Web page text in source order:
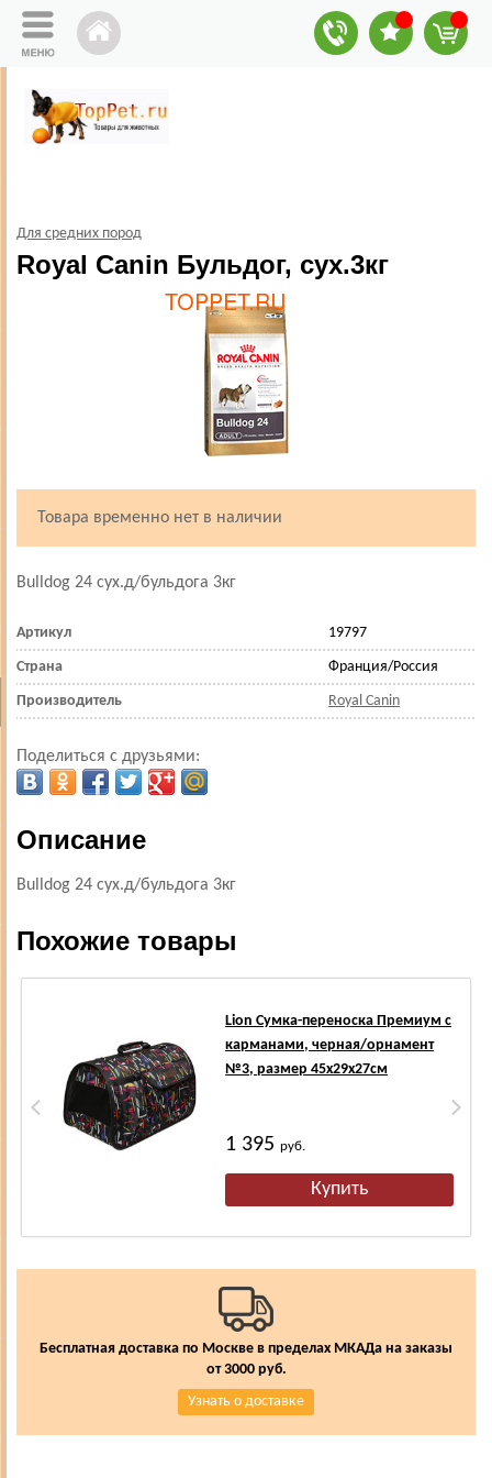
Для средних пород
Royal Canin Бульдог, сух.3кг
Товара временно нет в наличии
Bulldog 24 сух.д/бульдога 3кг
Артикул 19797
Страна Франция/Россия
Производитель Royal Canin
Поделиться с друзьями:
Описание
Bulldog 24 сух.д/бульдога 3кг
Похожие товары
Lion Сумка-переноска Премиум с
карманами, черная/орнамент
№3, размер 45х29х27см
1 395руб.
Бесплатная доставка по Москве в пределах МКАДа на заказы
от 3000 руб.
Узнать о доставке